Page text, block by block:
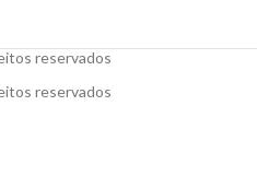
reservados
reservados